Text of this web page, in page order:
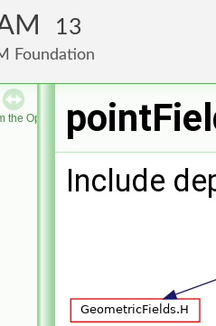
13
Foundation
the OpenFOAM Foundation
Include